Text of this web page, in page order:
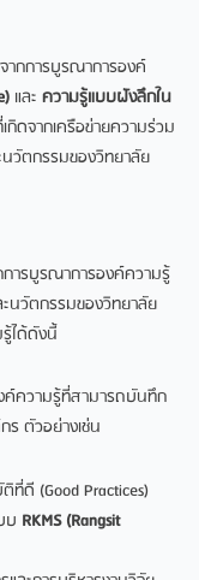
กการบูรณาการองค์
และความรู้แบบฝังลึกใน
ดจากเครือข่ายความร่วม
วัตกรรมของวิทยาลัย
รบูรณาการองค์ความรู้
นวัตกรรมของวิทยาลัย
ได้ดังนี้
ค์ความรู้ที่สามารถบันทึก
ร ตัวอย่างเช่น
ดี (Good Practices)
บ RKMS (Rangsit